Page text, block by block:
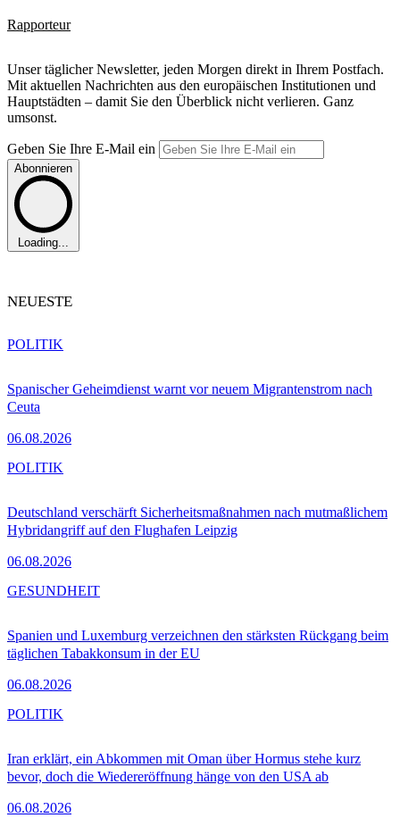
Rapporteur
Unser täglicher Newsletter, jeden Morgen direkt in Ihrem Postfach.
Mit aktuellen Nachrichten aus den europäischen Institutionen und
Hauptstädten – damit Sie den Überblick nicht verlieren. Ganz
umsonst.
Geben Sie Ihre E-Mail ein
Abonnieren
Loading...
NEUESTE
Spanischer Geheimdienst warnt vor neuem Migrantenstrom nach
Ceuta
06.08.2026
POLITIK
Deutschland verschärft Sicherheitsmaßnahmen nach mutmaßlichem
Hybridangriff auf den Flughafen Leipzig
06.08.2026
POLITIK
Spanien und Luxemburg verzeichnen den stärksten Rückgang beim
täglichen Tabakkonsum in der EU
06.08.2026
GESUNDHEIT
Iran erklärt, ein Abkommen mit Oman über Hormus stehe kurz
bevor, doch die Wiedereröffnung hänge von den USA ab
06.08.2026
POLITIK